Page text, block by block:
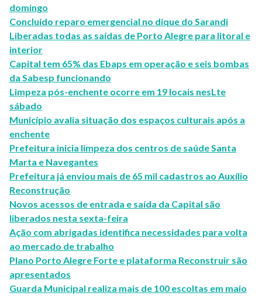
domingo
Concluído reparo emergencial no dique do Sarandi
Liberadas todas as saídas de Porto Alegre para litoral e
interior
Capital tem 65% das Ebaps em operação e seis bombas
da Sabesp funcionando
Limpeza pós-enchente ocorre em 19 locais nesLte
sábado
Município avalia situação dos espaços culturais após a
enchente
Prefeitura inicia limpeza dos centros de saúde Santa
Marta e Navegantes
Prefeitura já enviou mais de 65 mil cadastros ao Auxílio
Reconstrução
Novos acessos de entrada e saída da Capital são
liberados nesta sexta-feira
Ação com abrigadas identifica necessidades para volta
ao mercado de trabalho
Plano Porto Alegre Forte e plataforma Reconstruir são
apresentados
Guarda Municipal realiza mais de 100 escoltas em maio